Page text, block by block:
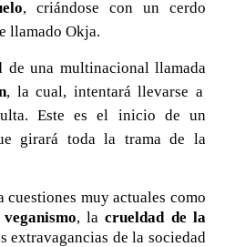
, criándose con un cerdo
llamado Okja.
de una multinacional llamada
, la cual, intentará llevarse a
Este es el inicio de un
girará toda la trama de la
muy actuales como
, lacrueldad de la
extravagancias de la sociedad